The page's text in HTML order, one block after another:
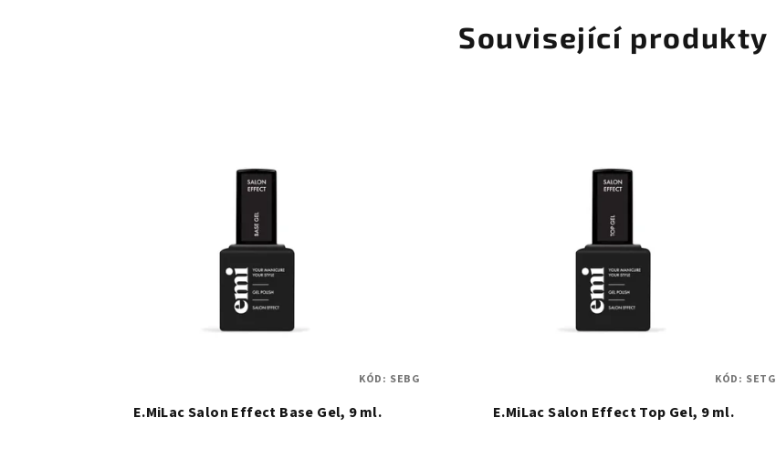
Související produkty
E.MiLac Salon Effect Base Gel, 9 ml.
KÓD: SEBG
E.MiLac Salon Effect Top Gel, 9 ml.
KÓD: SETG